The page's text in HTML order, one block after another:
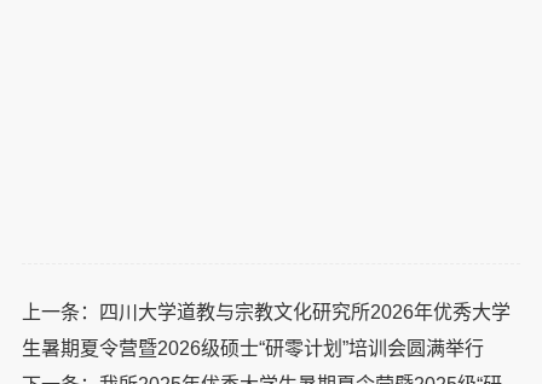
上一条：
四川大学道教与宗教文化研究所2026年优秀大学
生暑期夏令营暨2026级硕士“研零计划”培训会圆满举行